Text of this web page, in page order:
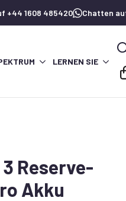
+44 1608 485420 Chatten
LERNEN SIE
Reserve-
Akku